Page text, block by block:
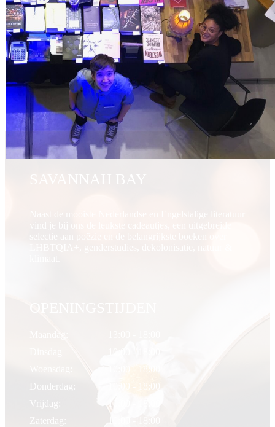
Donderdag:
Vrijdag:
Zaterdag:
10:00 - 18:00
10:00 - 18:00